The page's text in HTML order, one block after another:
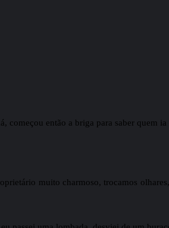
então a briga para saber quem
muito charmoso, trocamos